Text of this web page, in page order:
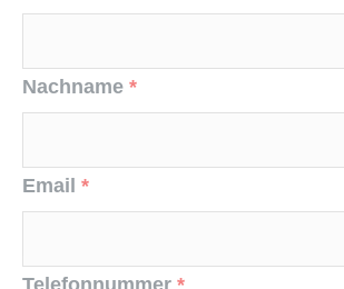
Nachname *
Email *
Telefonnummer *